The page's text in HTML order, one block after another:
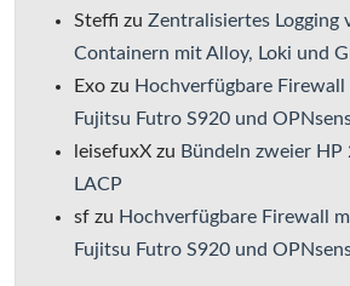
Steffi zu Zentralisiertes Logging
Containern mit Alloy, Loki und
Exo zu Hochverfügbare
Fujitsu Futro S920 und
leisefuxX zu Bündeln zweier
LACP
sf zu Hochverfügbare Firewall
Fujitsu Futro S920 und